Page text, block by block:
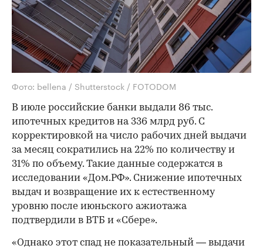
Фото: bellena / Shutterstock / FOTODOM
В июле российские банки выдали 86 тыс.
ипотечных кредитов на 336 млрд руб. С
корректировкой на число рабочих дней выдачи
за месяц сократились на 22% по количеству и
31% по объему. Такие данные содержатся в
исследовании «Дом.РФ». Снижение ипотечных
выдач и возвращение их к естественному
уровню после июньского ажиотажа
подтвердили в ВТБ и «Сбере».
«Однако этот спад не показательный — выдачи